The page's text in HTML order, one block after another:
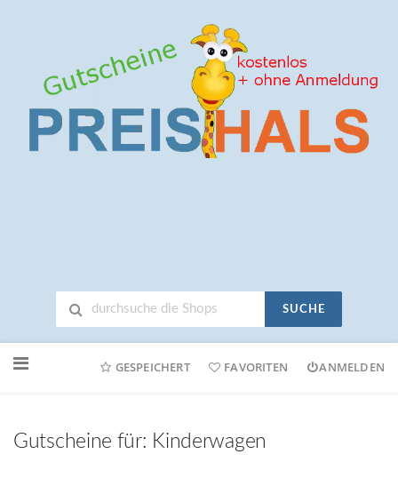
SUCHE
Online-
GESPEICHERT FAVORITEN ANMELDEN
Gutscheine für: Kinderwagen